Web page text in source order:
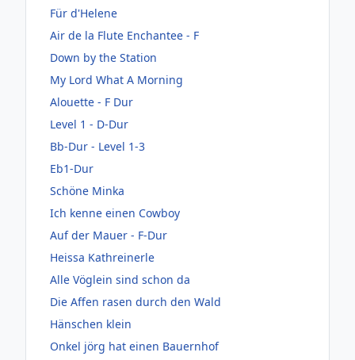
Für d'Helene
Air de la Flute Enchantee - F
Down by the Station
My Lord What A Morning
Alouette - F Dur
Level 1 - D-Dur
Bb-Dur - Level 1-3
Eb1-Dur
Schöne Minka
Ich kenne einen Cowboy
Auf der Mauer - F-Dur
Heissa Kathreinerle
Alle Vöglein sind schon da
Die Affen rasen durch den Wald
Hänschen klein
Onkel jörg hat einen Bauernhof